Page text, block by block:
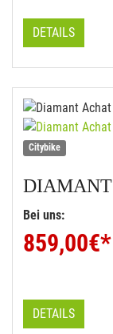
DETAILS
Citybike
DIAMANT
Bei uns:
859,00€*
DETAILS